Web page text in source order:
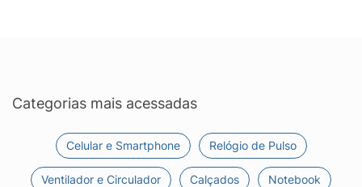
Categorias mais acessadas
Celular e Smartphone Relógio de Pulso
Ventilador e Circulador Calçados Notebook